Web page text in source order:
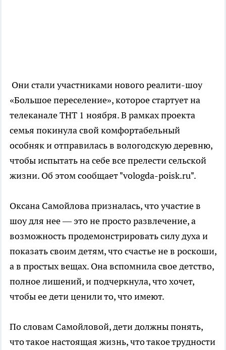
Они стали участниками нового реалити-шоу
«Большое переселение», которое стартует на
телеканале ТНТ 1 ноября. В рамках проекта
семья покинула свой комфортабельный
особняк и отправилась в вологодскую деревню,
чтобы испытать на себе все прелести сельской
жизни. Об этом сообщает "vologda-poisk.ru".
Оксана Самойлова призналась, что участие в
шоу для нее — это не просто развлечение, а
возможность продемонстрировать силу духа и
показать своим детям, что счастье не в роскоши,
а в простых вещах. Она вспомнила свое детство,
полное лишений, и подчеркнула, что хочет,
чтобы ее дети ценили то, что имеют.
По словам Самойловой, дети должны понять,
что такое настоящая жизнь, что такое трудности